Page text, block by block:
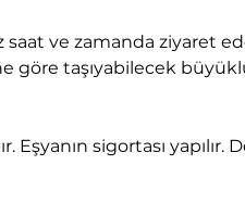
göre taşıyabilecek